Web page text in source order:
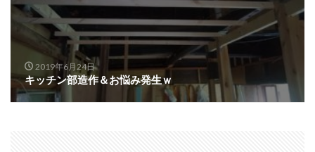
2019年6月24日
キッチン部造作＆お悩み発生ｗ